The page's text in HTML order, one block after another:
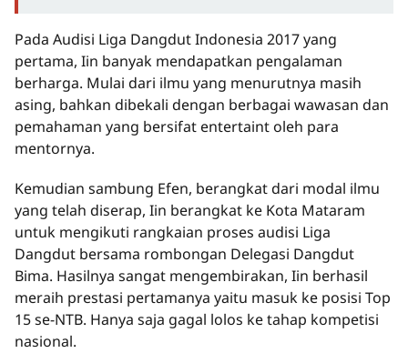
Pada Audisi Liga Dangdut Indonesia 2017 yang
pertama, Iin banyak mendapatkan pengalaman
berharga. Mulai dari ilmu yang menurutnya masih
asing, bahkan dibekali dengan berbagai wawasan dan
pemahaman yang bersifat entertaint oleh para
mentornya.
Kemudian sambung Efen, berangkat dari modal ilmu
yang telah diserap, Iin berangkat ke Kota Mataram
untuk mengikuti rangkaian proses audisi Liga
Dangdut bersama rombongan Delegasi Dangdut
Bima. Hasilnya sangat mengembirakan, Iin berhasil
meraih prestasi pertamanya yaitu masuk ke posisi Top
15 se-NTB. Hanya saja gagal lolos ke tahap kompetisi
nasional.